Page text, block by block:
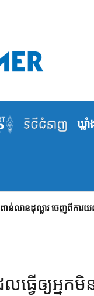
ឃ្ល
ាន់លានដុល្លារ ចេញពីក
វើ​ឲ្យ​អ្នក​